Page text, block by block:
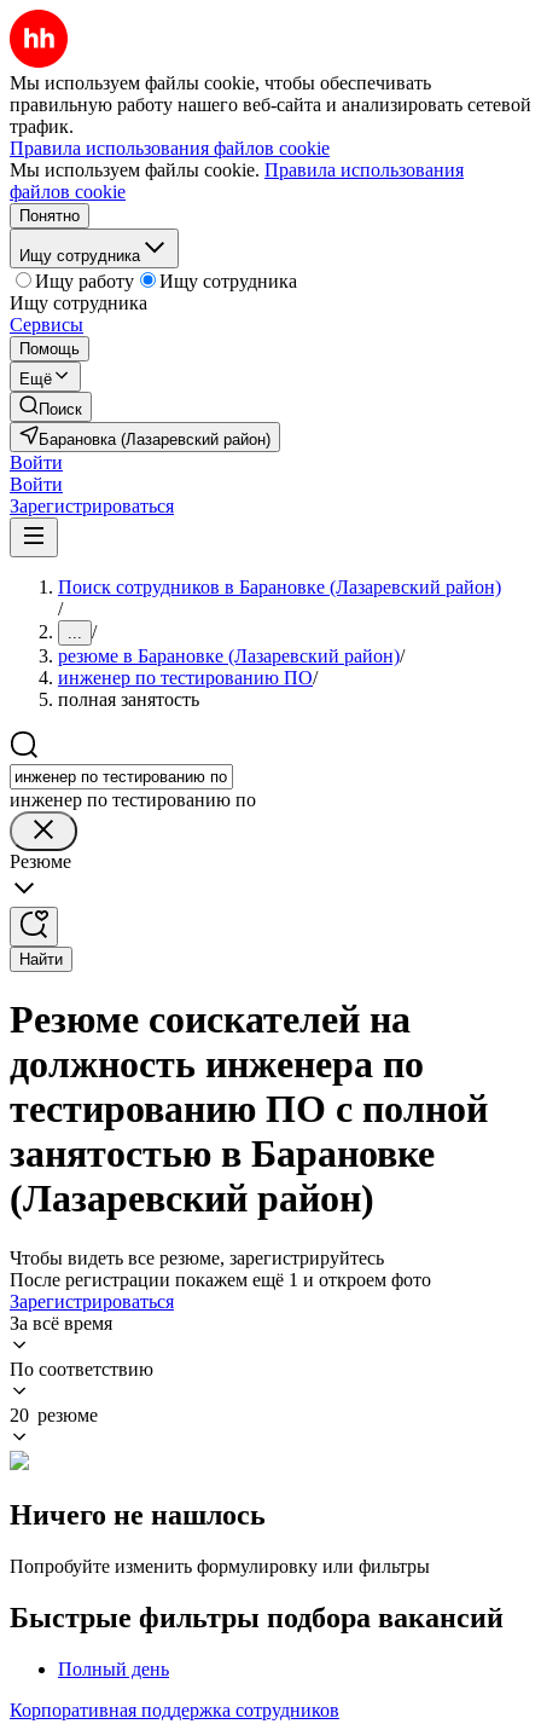
Мы используем файлы cookie, чтобы обеспечивать
правильную работу нашего веб-сайта и анализировать сетевой
трафик.
Правила использования файлов cookie
Мы используем файлы cookie. Правила использования
файлов cookie
Понятно
Ищу сотрудника
Ищу работу
Ищу сотрудника
Ищу сотрудника
Сервисы
Помощь
Ещё
Поиск
Барановка (Лазаревский район)
Войти
Войти
Зарегистрироваться
Поиск сотрудников в Барановке (Лазаревский район)
/
... /
резюме в Барановке (Лазаревский район)/
инженер по тестированию ПО/
полная занятость
инженер по тестированию по
Резюме
Найти
Резюме соискателей на
должность инженера по
тестированию ПО с полной
занятостью в Барановке
(Лазаревский район)
Чтобы видеть все резюме, зарегистрируйтесь
После регистрации покажем ещё 1 и откроем фото
Зарегистрироваться
За всё время
По соответствию
20 резюме
Ничего не нашлось
Попробуйте изменить формулировку или фильтры
Быстрые фильтры подбора вакансий
Полный день
Корпоративная поддержка сотрудников